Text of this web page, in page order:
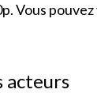
Vous
acteurs